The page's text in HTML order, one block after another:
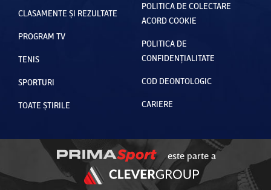
CLASAMENTE ȘI REZULTATE
PROGRAM TV
TENIS
SPORTURI
TOATE ȘTIRILE
POLITICA DE COLECTARE
ACORD COOKIE
POLITICA DE
CONFIDENȚIALITATE
COD DEONTOLOGIC
CARIERE
este parte a